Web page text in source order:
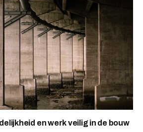
en werk veilig in de bouw